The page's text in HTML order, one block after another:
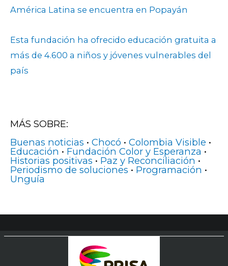
América Latina se encuentra en Popayán
Esta fundación ha ofrecido educación gratuita a
más de 4.600 a niños y jóvenes vulnerables del
país
MÁS SOBRE:
Buenas noticias • Chocó • Colombia Visible •
Educación • Fundación Color y Esperanza •
Historias positivas • Paz y Reconciliación •
Periodismo de soluciones • Programación •
Unguía